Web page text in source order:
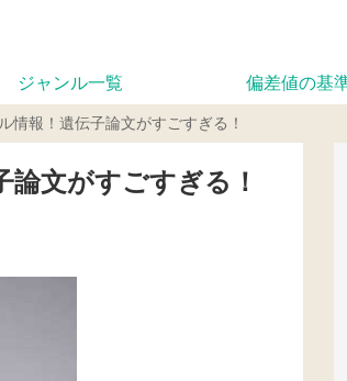
ジャンル一覧 偏差値の基
情報！遺伝子論文がすごすぎる！
文がすごすぎる！